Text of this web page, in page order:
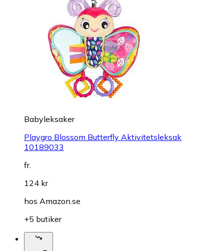
Babyleksaker
Playgro Blossom Butterfly Aktivitetsleksak
10189033
fr.
124 kr
hos Amazon.se
+5 butiker